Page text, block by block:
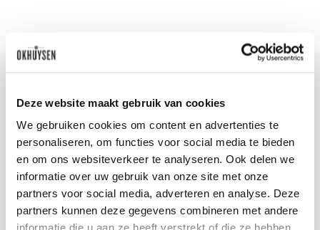
Deze website maakt gebruik van cookies
We gebruiken cookies om content en advertenties te
personaliseren, om functies voor social media te bieden
en om ons websiteverkeer te analyseren. Ook delen we
informatie over uw gebruik van onze site met onze
partners voor social media, adverteren en analyse. Deze
partners kunnen deze gegevens combineren met andere
informatie die u aan ze heeft verstrekt of die ze hebben
Blijf op de hoogte
Ontvang het laatste wijnnieuws, proeverijen en
evenementen
E-mailadres